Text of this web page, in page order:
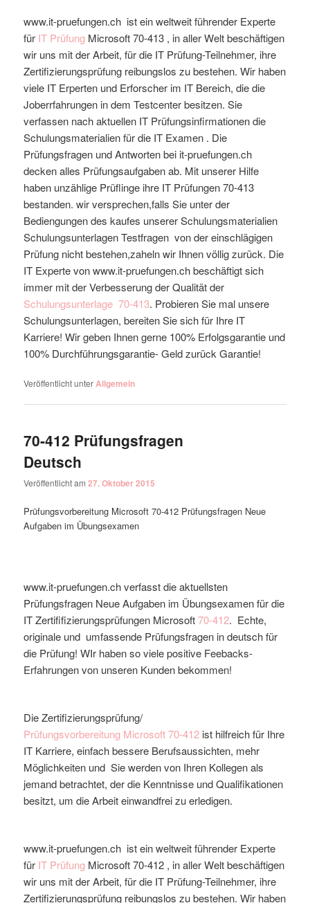
www.it-pruefungen.ch ist ein weltweit führender Experte
für IT Prüfung Microsoft70-413 , in aller Welt beschäftigen
wir uns mit der Arbeit, für die IT Prüfung-Teilnehmer, ihre
Zertifizierungsprüfung reibungslos zu bestehen. Wir haben
viele IT Erperten und Erforscher im IT Bereich, die die
Joberrfahrungen in dem Testcenter besitzen. Sie
verfassen nach aktuellen IT Prüfungsinfirmationen die
Schulungsmaterialien für die IT Examen . Die
Prüfungsfragen und Antworten bei it-pruefungen.ch
decken alles Prüfungsaufgaben ab. Mit unserer Hilfe
haben unzählige Prüflinge ihre IT Prüfungen 70-413
bestanden. wir versprechen,falls Sie unter der
Bediengungen des kaufes unserer Schulungsmaterialien
Schulungsunterlagen Testfragen von der einschlägigen
Prüfung nicht bestehen,zaheln wir Ihnen völlig zurück. Die
IT Experte von www.it-pruefungen.ch beschäftigt sich
immer mit der Verbesserung der Qualität der
Schulungsunterlage 70-413. Probieren Sie mal unsere
Schulungsunterlagen, bereiten Sie sich für Ihre IT
Karriere! Wir geben Ihnen gerne 100% Erfolgsgarantie und
100% Durchführungsgarantie- Geld zurück Garantie!
Veröffentlicht unterAllgemein
70-412 Prüfungsfragen
Deutsch
Veröffentlicht am27. Oktober 2015
Prüfungsvorbereitung Microsoft 70-412 Prüfungsfragen Neue
Aufgaben im Übungsexamen
www.it-pruefungen.ch verfasst die aktuellsten
Prüfungsfragen Neue Aufgaben im Übungsexamen für die
IT Zertififizierungsprüfungen Microsoft70-412. Echte,
originale und umfassende Prüfungsfragen in deutsch für
die Prüfung! WIr haben so viele positive Feebacks-
Erfahrungen von unseren Kunden bekommen!
Die Zertifizierungsprüfung/
Prüfungsvorbereitung Microsoft70-412 ist hilfreich für Ihre
IT Karriere, einfach bessere Berufsaussichten, mehr
Möglichkeiten und Sie werden von Ihren Kollegen als
jemand betrachtet, der die Kenntnisse und Qualifikationen
besitzt, um die Arbeit einwandfrei zu erledigen.
www.it-pruefungen.ch ist ein weltweit führender Experte
für IT Prüfung Microsoft70-412 , in aller Welt beschäftigen
wir uns mit der Arbeit, für die IT Prüfung-Teilnehmer, ihre
Zertifizierungsprüfung reibungslos zu bestehen. Wir haben